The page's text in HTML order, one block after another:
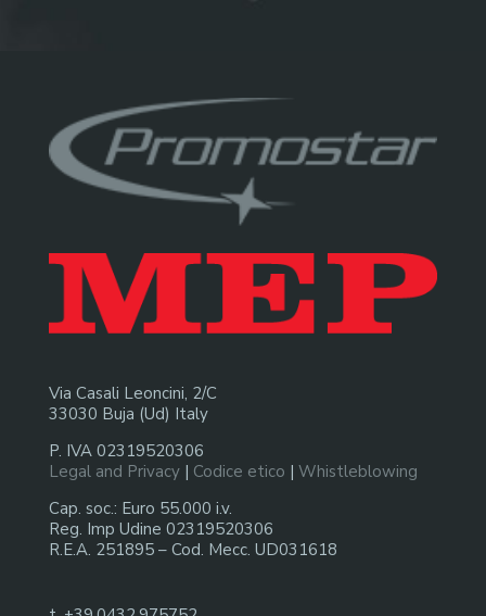
Via Casali Leoncini, 2/C
33030 Buja (Ud) Italy
P. IVA 02319520306
Legal and Privacy| Codice etico | Whistleblowing
Cap. soc.: Euro 55.000 i.v.
Reg. Imp Udine 02319520306
R.E.A. 251895 – Cod. Mecc. UD031618